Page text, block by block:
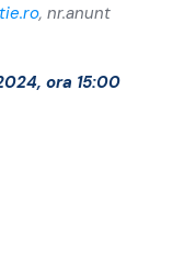
, nr.anunt
ora 15:00